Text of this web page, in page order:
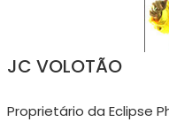
JC VOLOTÃO
Proprietário da Eclipse